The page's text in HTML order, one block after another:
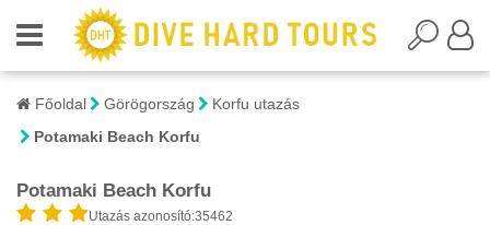
Főoldal Görögország
Korfu utazás
Potamaki Beach Korfu
Potamaki Beach Korfu
Utazás azonosító:35462